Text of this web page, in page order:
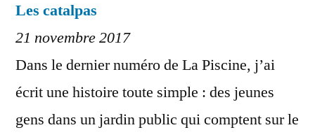
Les catalpas
21 novembre 2017
Dans le dernier numéro de La Piscine, j’ai
écrit une histoire toute simple : des jeunes
gens dans un jardin public qui comptent sur le